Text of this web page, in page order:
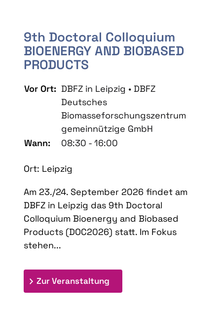
9th Doctoral Colloquium
BIOENERGY AND BIOBASED
PRODUCTS
Vor Ort: DBFZ in Leipzig • DBFZ
Deutsches
Biomasseforschungszentrum
gemeinnützige GmbH
Wann:
08:30 - 16:00
Ort: Leipzig
Am 23./24. September 2026 findet am
DBFZ in Leipzig das 9th Doctoral
Colloquium Bioenergy and Biobased
Products (DOC2026) statt. Im Fokus
stehen...
Zur Veranstaltung